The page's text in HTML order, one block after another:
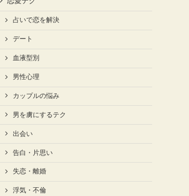
占いで恋を解決
デート
血液型別
男性心理
カップルの悩み
男を虜にするテク
出会い
告白・片思い
失恋・離婚
浮気・不倫